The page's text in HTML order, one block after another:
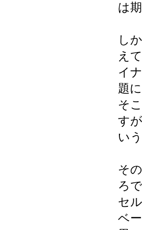
は
し
え
イ
題
そ
す
い
そ
ろ
セ
ベ